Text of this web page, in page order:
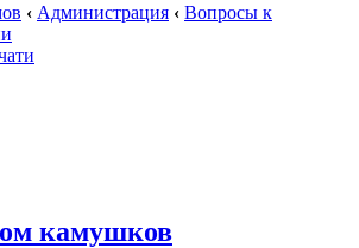
‹ Администрация ‹ Вопросы к
камушков